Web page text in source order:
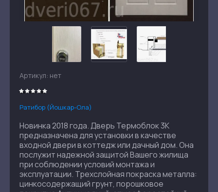
Артикул: нет
Ратибор (Йошкар-Ола)
Новинка 2018 года. Дверь Термоблок 3К
предназначена для установки в качестве
входной двери в коттедж или дачный дом. Она
послужит надежной защитой Вашего жилища
при соблюдении условий монтажа и
эксплуатации. Трехслойная покраска металла:
цинкосодержащий грунт, порошковое